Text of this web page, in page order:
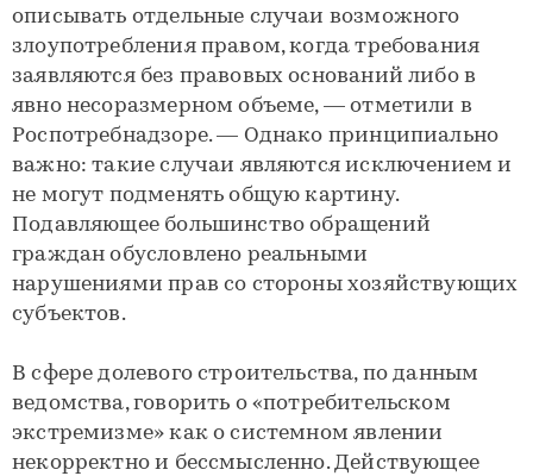
описывать отдельные случаи возможного
злоупотребления правом, когда требования
заявляются без правовых оснований либо в
явно несоразмерном объеме, — отметили в
Роспотребнадзоре. — Однако принципиально
важно: такие случаи являются исключением и
не могут подменять общую картину.
Подавляющее большинство обращений
граждан обусловлено реальными
нарушениями прав со стороны хозяйствующих
субъектов.
В сфере долевого строительства, по данным
ведомства, говорить о «потребительском
экстремизме» как о системном явлении
некорректно и бессмысленно. Действующее